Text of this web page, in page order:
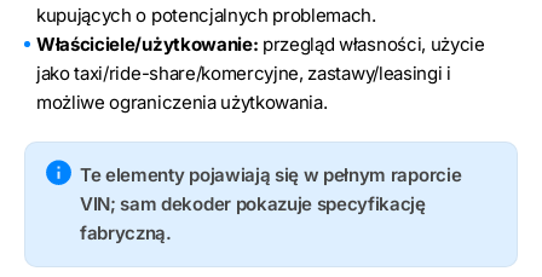
kupujących o potencjalnych problemach.
Właściciele/użytkowanie: przegląd własności, użycie
jako taxi/ride-share/komercyjne, zastawy/leasingi i
możliwe ograniczenia użytkowania.
Te elementy pojawiają się w pełnym raporcie
VIN; sam dekoder pokazuje specyfikację
fabryczną.